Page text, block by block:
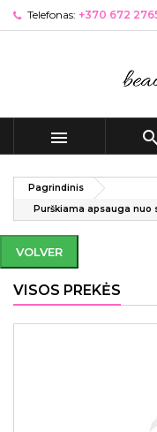
Telefonas: +370 672
 
Pagrindinis
Purškiama apsauga nuo
VOLVER
VISOS PREKĖS